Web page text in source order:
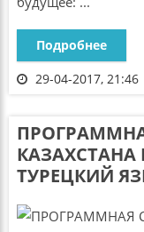
Подробнее
29-04-2017, 21:46
КАЗАХСТАНА
ТУРЕЦКИЙ